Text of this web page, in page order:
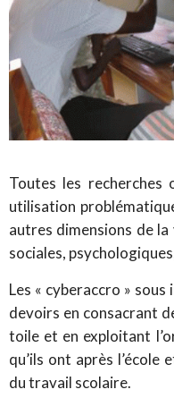
Toutes les
utilisation
autres dimensions de
sociales,
Les « cyberaccro »
devoirs en consacrant
toile et en exploitant
qu’ils ont après l’école
du travail scolaire.